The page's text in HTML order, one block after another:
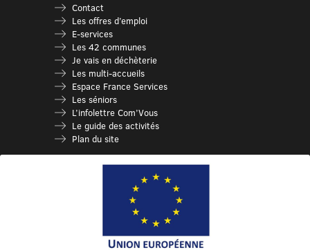
Contact
Les offres d’emploi
E-services
Les 42 communes
Je vais en déchèterie
Les multi-accueils
Espace France Services
Les séniors
L’infolettre Com’Vous
Le guide des activités
Plan du site